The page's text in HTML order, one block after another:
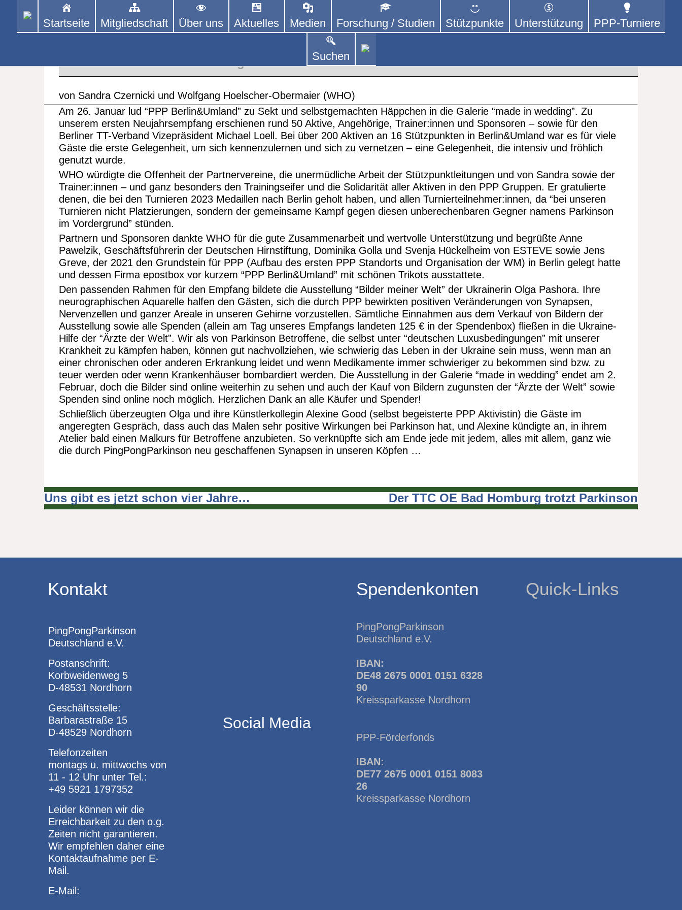
PINGPONGPARKINSON DEUTSCHLAND E. V.
ist der bundesweite Zusammenschluss von kooperierenden Vereinen und Einzelpersonen, der sich – mit dem Mittel
Tischtennis – überwiegend ehrenamtlich um Personen mit Parkinson und deren Angehörige kümmert.
Startseite Mitgliedschaft Über uns Aktuelles Medien Forschung / Studien Stützpunkte Unterstützung PPP-Turniere
Suchen
Neujahrsempfang Berlin & Umland: PPP meets Ukraine
von Sandra Czernicki und Wolfgang Hoelscher-Obermaier (WHO)
Am 26. Januar lud “PPP Berlin&Umland” zu Sekt und selbstgemachten Häppchen in die Galerie “made in wedding”. Zu
unserem ersten Neujahrsempfang erschienen rund 50 Aktive, Angehörige, Trainer:innen und Sponsoren – sowie für den
Berliner TT-Verband Vizepräsident Michael Loell. Bei über 200 Aktiven an 16 Stützpunkten in Berlin&Umland war es für viele
Gäste die erste Gelegenheit, um sich kennenzulernen und sich zu vernetzen – eine Gelegenheit, die intensiv und fröhlich
genutzt wurde.
WHO würdigte die Offenheit der Partnervereine, die unermüdliche Arbeit der Stützpunktleitungen und von Sandra sowie der
Trainer:innen – und ganz besonders den Trainingseifer und die Solidarität aller Aktiven in den PPP Gruppen. Er gratulierte
denen, die bei den Turnieren 2023 Medaillen nach Berlin geholt haben, und allen Turnierteilnehmer:innen, da “bei unseren
Turnieren nicht Platzierungen, sondern der gemeinsame Kampf gegen diesen unberechenbaren Gegner namens Parkinson
im Vordergrund” stünden.
Partnern und Sponsoren dankte WHO für die gute Zusammenarbeit und wertvolle Unterstützung und begrüßte Anne
Pawelzik, Geschäftsführerin der Deutschen Hirnstiftung, Dominika Golla und Svenja Hückelheim von ESTEVE sowie Jens
Greve, der 2021 den Grundstein für PPP (Aufbau des ersten PPP Standorts und Organisation der WM) in Berlin gelegt hatte
und dessen Firma epostbox vor kurzem “PPP Berlin&Umland” mit schönen Trikots ausstattete.
Den passenden Rahmen für den Empfang bildete die Ausstellung “Bilder meiner Welt” der Ukrainerin Olga Pashora. Ihre
neurographischen Aquarelle halfen den Gästen, sich die durch PPP bewirkten positiven Veränderungen von Synapsen,
Nervenzellen und ganzer Areale in unseren Gehirne vorzustellen. Sämtliche Einnahmen aus dem Verkauf von Bildern der
Ausstellung sowie alle Spenden (allein am Tag unseres Empfangs landeten 125 € in der Spendenbox) fließen in die Ukraine-
Hilfe der “Ärzte der Welt”. Wir als von Parkinson Betroffene, die selbst unter “deutschen Luxusbedingungen” mit unserer
Krankheit zu kämpfen haben, können gut nachvollziehen, wie schwierig das Leben in der Ukraine sein muss, wenn man an
einer chronischen oder anderen Erkrankung leidet und wenn Medikamente immer schwieriger zu bekommen sind bzw. zu
teuer werden oder wenn Krankenhäuser bombardiert werden. Die Ausstellung in der Galerie “made in wedding” endet am 2.
Februar, doch die Bilder sind online weiterhin zu sehen und auch der Kauf von Bildern zugunsten der “Ärzte der Welt” sowie
Spenden sind online noch möglich. Herzlichen Dank an alle Käufer und Spender!
Schließlich überzeugten Olga und ihre Künstlerkollegin Alexine Good (selbst begeisterte PPP Aktivistin) die Gäste im
angeregten Gespräch, dass auch das Malen sehr positive Wirkungen bei Parkinson hat, und Alexine kündigte an, in ihrem
Atelier bald einen Malkurs für Betroffene anzubieten. So verknüpfte sich am Ende jede mit jedem, alles mit allem, ganz wie
die durch PingPongParkinson neu geschaffenen Synapsen in unseren Köpfen …
Beitragsnavigation
Uns gibt es jetzt schon vier Jahre… Der TTC OE Bad Homburg trotzt Parkinson
Kontakt
PingPongParkinson
Deutschland e.V.
Postanschrift:
Korbweidenweg 5
D-48531 Nordhorn
Geschäftsstelle:
Barbarastraße 15
D-48529 Nordhorn
Telefonzeiten
montags u. mittwochs von
11 - 12 Uhr unter Tel.:
+49 5921 1797352
Leider können wir die
Erreichbarkeit zu den o.g.
Zeiten nicht garantieren.
Wir empfehlen daher eine
Kontaktaufnahme per E-
Mail.
E-Mail:
Social Media
Spendenkonten
PingPongParkinson
Deutschland e.V.
IBAN:
DE48 2675 0001 0151 6328
90
Kreissparkasse Nordhorn
PPP-Förderfonds
IBAN:
DE77 2675 0001 0151 8083
26
Kreissparkasse Nordhorn
Quick-Links